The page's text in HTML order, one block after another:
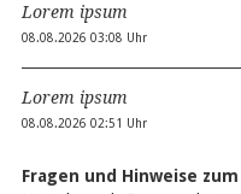
Lorem ipsum
08.08.2026 03:08 Uhr
Lorem ipsum
08.08.2026 02:51 Uhr
Fragen und Hinweise